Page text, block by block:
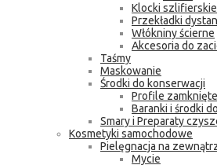
Klocki szlifierskie
Przekładki
Włókniny ścierne
Akcesoria do
Taśmy
Maskowanie
Środki do konserwacji
Profile zamknięte
Baranki i środki
Smary i Preparaty
Kosmetyki samochodowe
Pielęgnacja na
Mycie